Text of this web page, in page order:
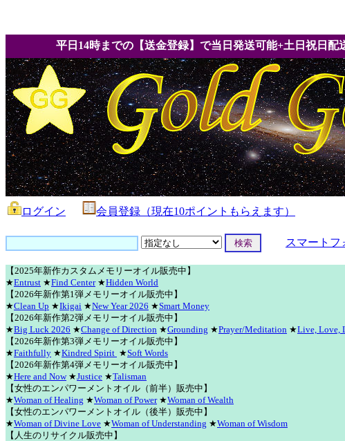
平日14時までの【送金登録】で当日発送可能+土日祝日配
ログイン 会員登録（現在10ポイントもらえます）
スマートフ
【2025年新作カスタムメモリーオイル販売中】
★Entrust ★Find Center★Hidden World
【2026年新作第1弾メモリーオイル販売中】
★Clean Up ★Ikigai ★New Year 2026 ★Smart Money
【2026年新作第2弾メモリーオイル販売中】
★Big Luck 2026 ★Change of Direction ★Grounding ★Prayer/Meditation ★Live, Love,
【2026年新作第3弾メモリーオイル販売中】
★Faithfully ★Kindred Spirit ★Soft Words
【2026年新作第4弾メモリーオイル販売中】
★Here and Now★Justice ★Talisman
【女性のエンパワーメントオイル（前半）販売中】
★Woman of Healing ★Woman of Power★Woman of Wealth
【女性のエンパワーメントオイル（後半）販売中】
★Woman of Divine Love ★Woman of Understanding ★Woman of Wisdom
【人生のリサイクル販売中】